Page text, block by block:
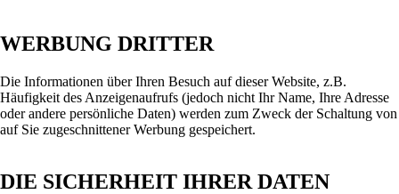
WERBUNG DRITTER
Die Informationen über Ihren Besuch auf dieser Website, z.B.
Häufigkeit des Anzeigenaufrufs (jedoch nicht Ihr Name, Ihre Adresse
oder andere persönliche Daten) werden zum Zweck der Schaltung von
auf Sie zugeschnittener Werbung gespeichert.
DIE SICHERHEIT IHRER DATEN